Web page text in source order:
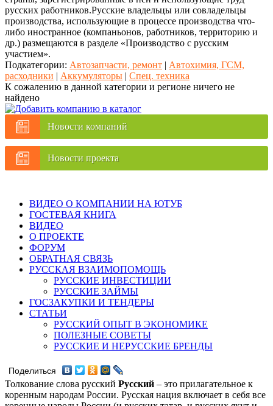
русских работников.Русские владельцы или совладельцы
производства, использующие в процессе производства что-
либо иностранное (компаньонов, работников, территорию и
др.) размещаются в разделе «Производство с русским
участием».
Подкатегории: Автозапчасти, ремонт | Автохимия, ГСМ,
расходники | Аккумуляторы | Спец. техника
К сожалению в данной категории и регионе ничего не
найдено
Новости компаний
Новости проекта
ВИДЕО О КОМПАНИИ НА ЮТУБ
ГОСТЕВАЯ КНИГА
ВИДЕО
О ПРОЕКТЕ
ФОРУМ
ОБРАТНАЯ СВЯЗЬ
РУССКАЯ ВЗАИМОПОМОЩЬ
РУССКИЕ ИНВЕСТИЦИИ
РУССКИЕ ЗАЙМЫ
ГОСЗАКУПКИ И ТЕНДЕРЫ
СТАТЬИ
РУССКИЙ ОПЫТ В ЭКОНОМИКЕ
ПОЛЕЗНЫЕ СОВЕТЫ
РУССКИЕ И НЕРУССКИЕ БРЕНДЫ
Поделиться
Толкование слова русский Русский – это прилагательное к
коренным народам России. Русская нация включает в себя все